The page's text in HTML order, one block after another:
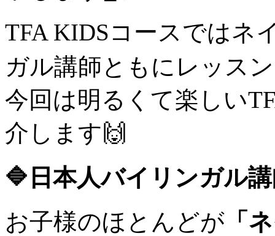
TFA KIDSコースではネ
ガル講師ともにレッス
今回は明るくて楽しい
介します🙌
🔷日本人バイリンガル
お子様のほとんどが 「